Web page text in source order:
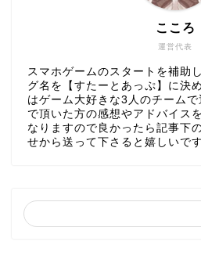
運営代表
こころ
スマホゲームのスタートを補助
グ名を【すたーとあっぷ】に決
はゲーム大好きな3人のチーム
で頂いた方の感想やアドバイス
なりますので良かったら記事下
せから送って下さると嬉しいです